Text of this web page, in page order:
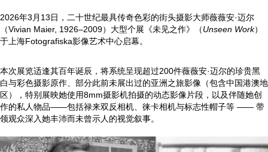
2026年3月13日，二十世纪最具传奇色彩的街头摄影大师薇薇安·迈尔
（Vivian Maier, 1926–2009）大型个展《未见之作》（Unseen Work）
于上海Fotografiska影像艺术中心启幕。
本次展览适逢其百年诞辰，将系统呈现超过200件薇薇安·迈尔的珍贵黑
白与彩色摄影原作、部分此前未展出过的亚洲之旅影像（包含中国港澳地
区），特别展映她使用8mm摄影机拍摄的动态影像片段，以及伴随她创
作的私人物品——包括禄来双反相机、徕卡相机与标志性帽子等 —— 带
领观众深入她丰沛而未曾示人的视觉叙事。